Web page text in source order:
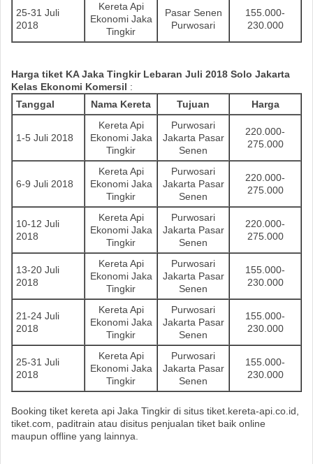
25-31 Juli
2018
Kereta Api
Ekonomi Jaka
Tingkir
Pasar Senen
Purwosari
155.000-
230.000
Harga tiket KAJaka TingkirLebaran Juli 2018 Solo Jakarta
Kelas Ekonomi Komersil :
Tanggal
Nama Kereta Tujuan Harga
1-5 Juli 2018
Kereta Api
Ekonomi Jaka
Tingkir
Purwosari
Jakarta Pasar
Senen
220.000-
275.000
6-9 Juli 2018
Kereta Api
Ekonomi Jaka
Tingkir
Purwosari
Jakarta Pasar
Senen
220.000-
275.000
10-12 Juli
2018
Kereta Api
Ekonomi Jaka
Tingkir
Purwosari
Jakarta Pasar
Senen
220.000-
275.000
13-20 Juli
2018
Kereta Api
Ekonomi Jaka
Tingkir
Purwosari
Jakarta Pasar
Senen
155.000-
230.000
21-24 Juli
2018
Kereta Api
Ekonomi Jaka
Tingkir
Purwosari
Jakarta Pasar
Senen
155.000-
230.000
25-31 Juli
2018
Kereta Api
Ekonomi Jaka
Tingkir
Purwosari
Jakarta Pasar
Senen
155.000-
230.000
Booking tiket kereta api Jaka Tingkir di situs tiket.kereta-api.co.id,
tiket.com, paditrain atau disitus penjualan tiket baik online
maupun offline yang lainnya.